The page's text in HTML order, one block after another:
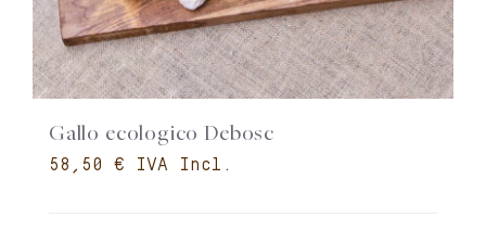
Gallo ecologico Debosc
€